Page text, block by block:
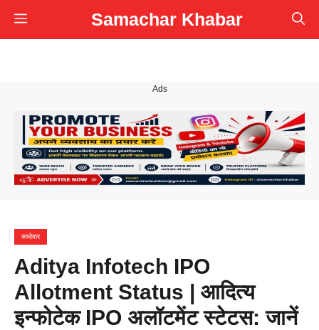
Skip
to
Samachar Khabar
Menu
Ads
कारोबार
Aditya Infotech IPO
Allotment Status | आदित्य
इन्फोटेक IPO अलॉटमेंट स्टेटस: जानें